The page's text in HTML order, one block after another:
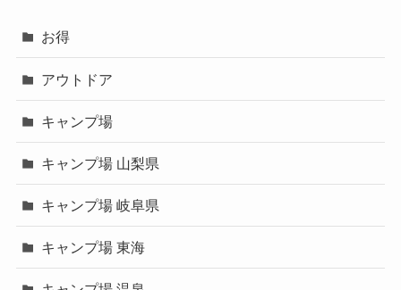
お得
アウトドア
キャンプ場
キャンプ場 山梨県
キャンプ場 岐阜県
キャンプ場 東海